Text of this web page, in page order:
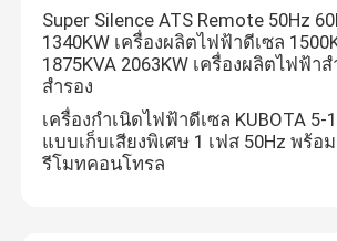
เครื่องปั่นไฟยันม่าร์ดีเซล
เครื่องกำเนิดไฟฟ้าดีเซล ผู้เลี้ยงสัตว์
เครื่องกำเนิดไฟฟ้าดีเซล Deutz
Super Silence ATS Remote 50Hz
1340KW เครื่องผลิตไฟฟ้าดีเซล
1875KVA 2063KW เครื่องผลิตไฟฟ้า
สํารอง
เครื่องกำเนิดไฟฟ้าดีเซล KUBOTA 5-
แบบเก็บเสียงพิเศษ 1 เฟส 50Hz พร้อ
รีโมทคอนโทรล